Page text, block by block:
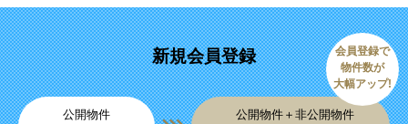
新規会員登録
公開物件 公開物件＋非公開物件
会員登録で
物件数が
大幅アップ!